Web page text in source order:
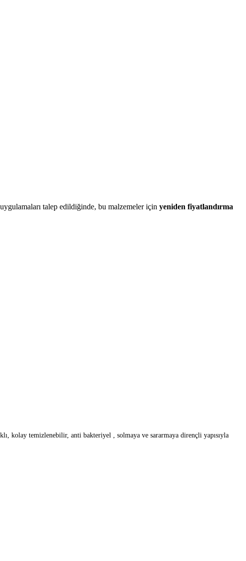
talep edildiğinde, bu malzemeler için yeniden fiyatlandırma
kolay temizlenebilir, anti bakteriyel , solmaya ve sararmaya dirençli yapısıyla